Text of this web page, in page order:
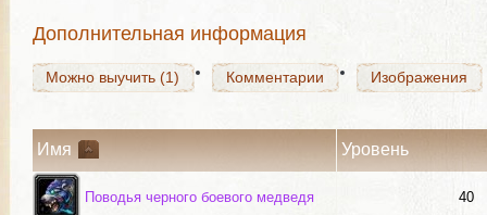
Дополнительная информация
Можно выучить (1) Комментарии Изображения
Имя Уровень
Поводья черного боевого медведя 40